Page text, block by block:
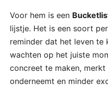
Voor hem is een
lijstje. Het is een soort
reminder dat het leven
wachten op het juiste
concreet te maken,
onderneemt en minder